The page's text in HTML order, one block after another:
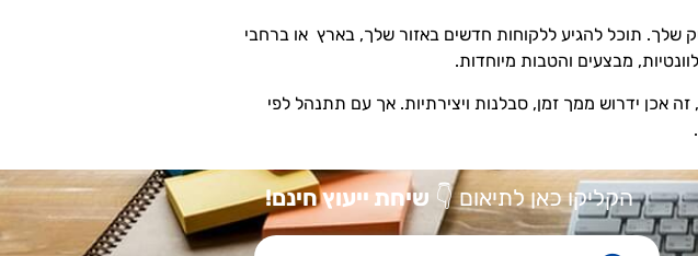
שלך. תוכל להגיע ללקוחות חדשים באזור שלך, בארץ או ברחבי
מבצעים והטבות מיוחדות.
אכן ידרוש ממך זמן, סבלנות ויצירתיות. אך עם תתנהל לפי
הקליקו כאן לתיאום👇 שיחת ייעוץ חינם!